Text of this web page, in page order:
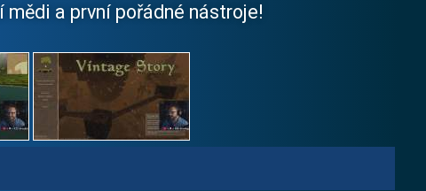
a první pořádné nástroje!